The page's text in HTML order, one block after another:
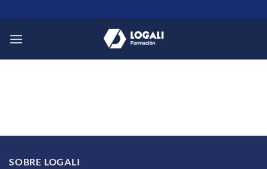
al
contenido
SOBRE LOGALI